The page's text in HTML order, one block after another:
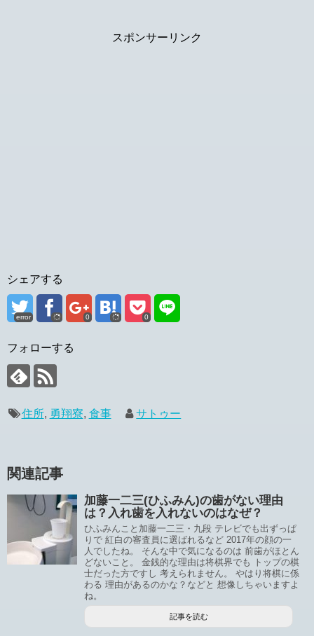
スポンサーリンク
シェアする
error 0 0
フォローする
住所, 勇翔寮, 食事 サトゥー
関連記事
加藤一二三(ひふみん)の歯がない理由
は？入れ歯を入れないのはなぜ？
ひふみんこと加藤一二三・九段 テレビでも出ずっぱ
りで 紅白の審査員に選ばれるなど 2017年の顔の一
人でしたね。 そんな中で気になるのは 前歯がほとん
どないこと。 金銭的な理由は将棋界でも トップの棋
士だった方ですし 考えられません。 やはり将棋に係
わる 理由があるのかな？などと 想像しちゃいますよ
ね。
記事を読む